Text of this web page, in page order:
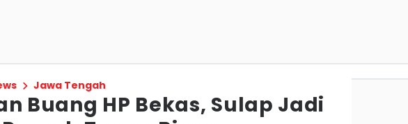
Jawa Tengah
Buang HP Bekas, Sulap Jadi